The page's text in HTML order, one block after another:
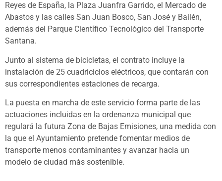
Reyes de España, la Plaza Juanfra Garrido, el Mercado de
Abastos y las calles San Juan Bosco, San José y Bailén,
además del Parque Científico Tecnológico del Transporte
Santana.
Junto al sistema de bicicletas, el contrato incluye la
instalación de 25 cuadriciclos eléctricos, que contarán con
sus correspondientes estaciones de recarga.
La puesta en marcha de este servicio forma parte de las
actuaciones incluidas en la ordenanza municipal que
regulará la futura Zona de Bajas Emisiones, una medida con
la que el Ayuntamiento pretende fomentar medios de
transporte menos contaminantes y avanzar hacia un
modelo de ciudad más sostenible.